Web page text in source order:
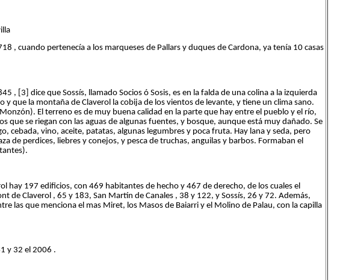
, cuando pertenecía a los marqueses de Pallars y duques de Cardona, ya tenía 10 casas
, [3] dice que Sossís, llamado Socios ó Sosis, es en la falda de una colina a la izquierda
que la montaña de Claverol la cobija de los vientos de levante, y tiene un clima sano.
El terreno es de muy buena calidad en la parte que hay entre el pueblo y el río,
que se riegan con las aguas de algunas fuentes, y bosque, aunque está muy dañado. Se
cebada, vino, aceite, patatas, algunas legumbres y poca fruta. Hay lana y seda, pero
de perdices, liebres y conejos, y pesca de truchas, anguilas y barbos. Formaban el
hay 197 edificios, con 469 habitantes de hecho y 467 de derecho, de los cuales el
de Claverol , 65 y 183, San Martín de Canales , 38 y 122, y Sossís, 26 y 72. Además,
las que menciona el mas Miret, los Masos de Baiarri y el Molino de Palau, con la capilla
y 32 el 2006 .